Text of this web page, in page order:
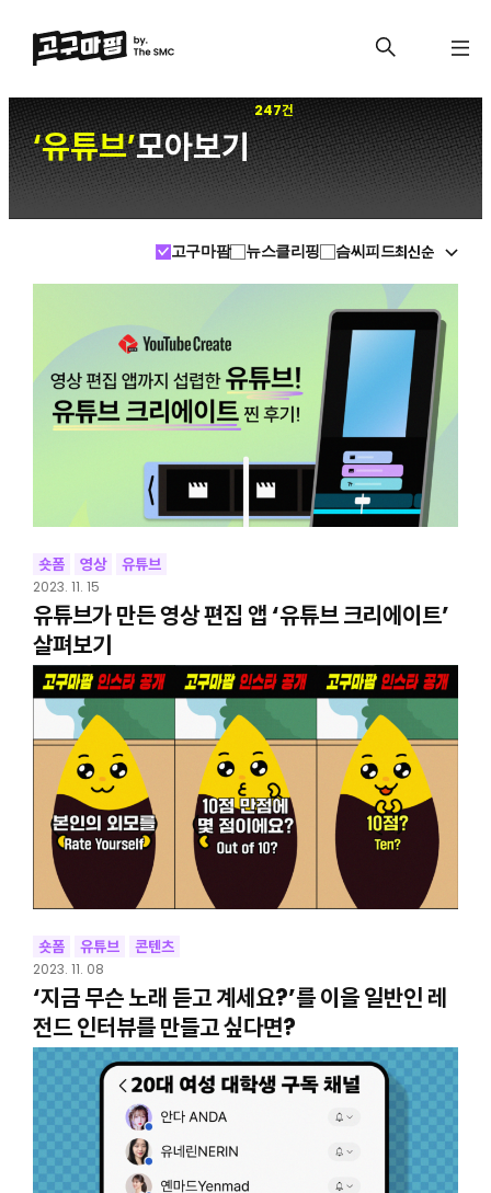
‘유튜브’모아보기
247건
고구마팜 뉴스클리핑 슴씨피드최신순
숏폼 영상 유튜브
2023. 11. 15
유튜브가 만든 영상 편집 앱 ‘유튜브 크리에이트’
살펴보기
숏폼 유튜브 콘텐츠
2023. 11. 08
‘지금 무슨 노래 듣고 계세요?’를 이을 일반인 레
전드 인터뷰를 만들고 싶다면?